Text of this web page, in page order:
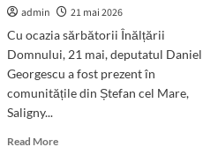
admin
21 mai 2026
Cu ocazia sărbătorii Înălțării
Domnului, 21 mai, deputatul Daniel
Georgescu a fost prezent în
comunitățile din Ștefan cel Mare,
Saligny...
Read MoreRead